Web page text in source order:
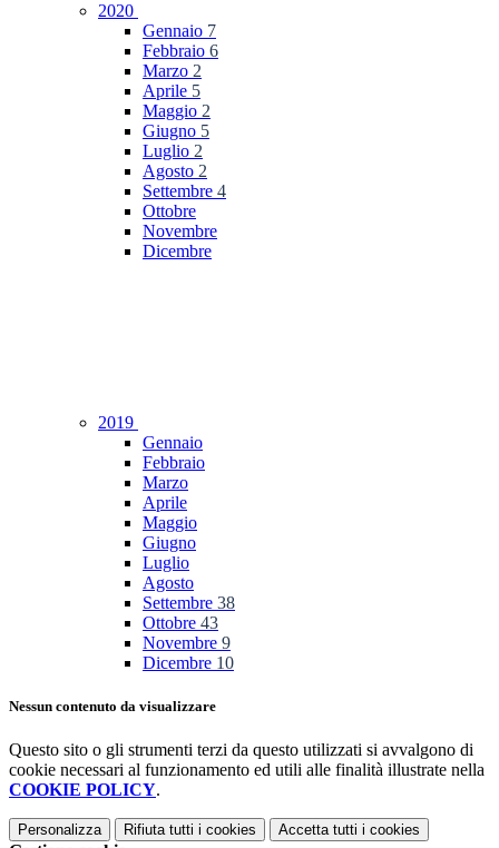
2020
Gennaio 7
Febbraio 6
Marzo 2
Aprile 5
Maggio 2
Giugno 5
Luglio 2
Agosto 2
Settembre 4
Ottobre
Novembre
Dicembre
2019
Gennaio
Febbraio
Marzo
Aprile
Maggio
Giugno
Luglio
Agosto
Settembre 38
Ottobre 43
Novembre 9
Dicembre 10
Nessun contenuto da visualizzare
Questo sito o gli strumenti terzi da questo utilizzati si avvalgono di
cookie necessari al funzionamento ed utili alle finalità illustrate nella
COOKIE POLICY.
Personalizza Rifiuta tutti i cookies Accetta tutti i cookies